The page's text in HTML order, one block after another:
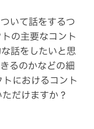
いて話をするつ
の主要なコント
話をしたいと思
るのかなどの細
におけるコント
だけますか？